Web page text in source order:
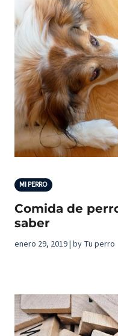
MI PERRO
Comida de
saber
enero 29, 2019 | by Tu perro